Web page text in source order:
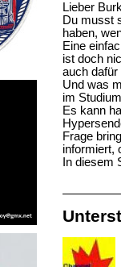
Lieber
Du musst
haben,
Eine
ist doch
auch
Und was
im
Es kann
Frage
informiert,
In diesem